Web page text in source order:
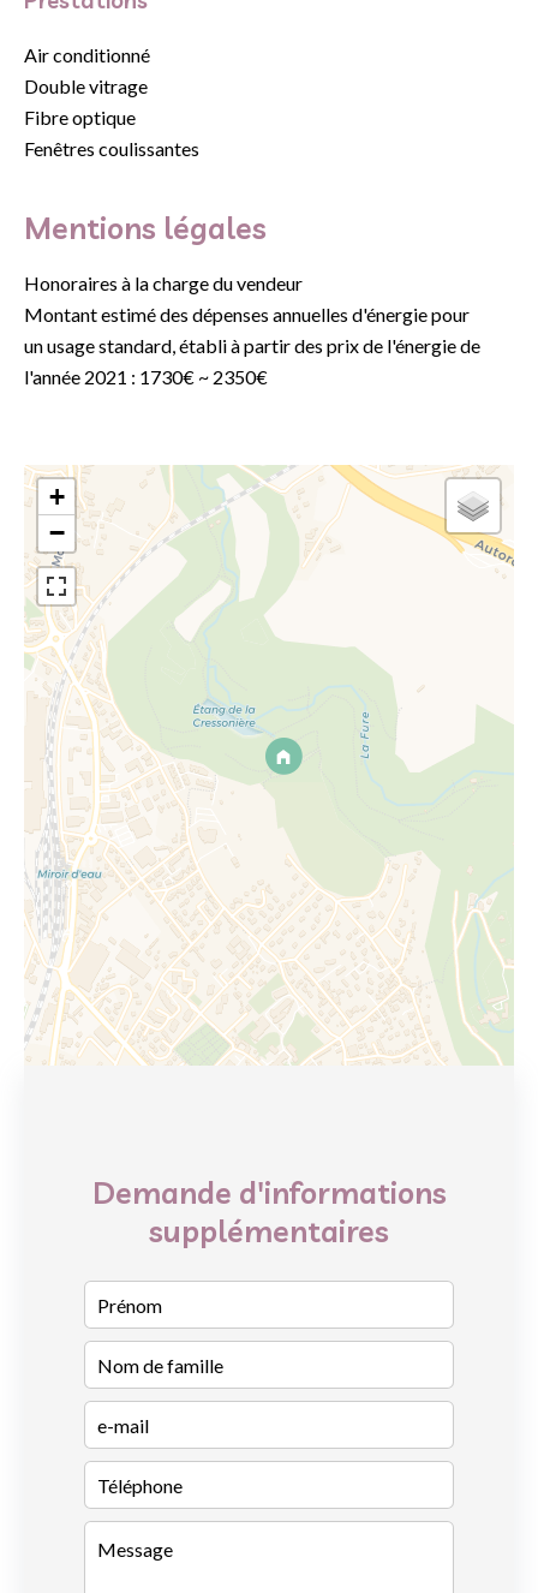
Air conditionné
Double vitrage
Fibre optique
Fenêtres coulissantes
Mentions légales
Honoraires à la charge du vendeur
Montant estimé des dépenses annuelles d'énergie pour
un usage standard, établi à partir des prix de l'énergie de
l'année 2021 : 1730€ ~ 2350€
+
−
Demande d'informations
supplémentaires